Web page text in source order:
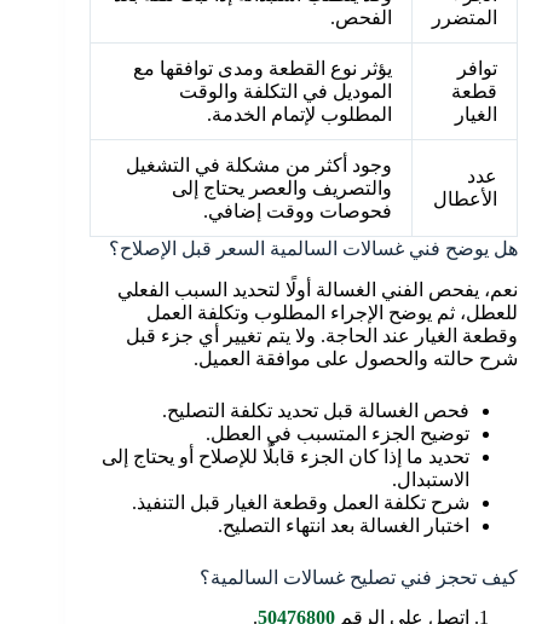
المتضرر
الفحص.
توافر
قطعة
الغيار
يؤثر نوع القطعة ومدى توافقها مع
الموديل في التكلفة والوقت
المطلوب لإتمام الخدمة.
عدد
الأعطال
وجود أكثر من مشكلة في التشغيل
والتصريف والعصر يحتاج إلى
فحوصات ووقت إضافي.
هل يوضح فني غسالات السالمية السعر قبل الإصلاح؟
نعم، يفحص الفني الغسالة أولًا لتحديد السبب الفعلي
للعطل، ثم يوضح الإجراء المطلوب وتكلفة العمل
وقطعة الغيار عند الحاجة. ولا يتم تغيير أي جزء قبل
شرح حالته والحصول على موافقة العميل.
فحص الغسالة قبل تحديد تكلفة التصليح.
توضيح الجزء المتسبب في العطل.
تحديد ما إذا كان الجزء قابلًا للإصلاح أو يحتاج إلى
الاستبدال.
شرح تكلفة العمل وقطعة الغيار قبل التنفيذ.
اختبار الغسالة بعد انتهاء التصليح.
كيف تحجز فني تصليح غسالات السالمية؟
اتصل على الرقم 50476800
.